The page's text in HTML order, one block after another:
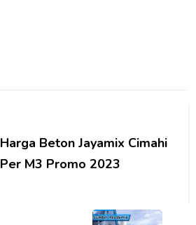
Harga Beton Jayamix Cimahi
Per M3 Promo 2023